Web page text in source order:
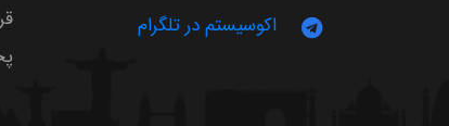
اکوسیستم در تلگرام